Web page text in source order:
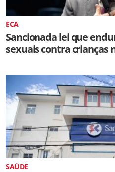
ECA
Sancionada lei que
sexuais contra crianças
SAÚDE